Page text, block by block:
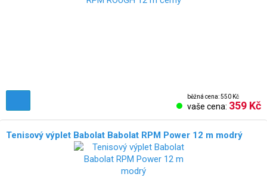
běžná cena: 550 Kč
vaše cena: 359 Kč
Tenisový výplet Babolat Babolat RPM Power 12 m modrý